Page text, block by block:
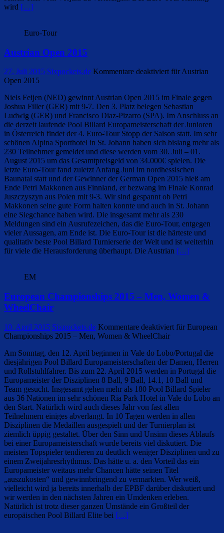
wird […]
Euro-Tour
Austrian Open 2015
27. Juli 2015 Sixpockets.de Kommentare deaktiviert für Austrian
Open 2015
Niels Feijen (NED) gewinnt Austrian Open 2015 im Finale gegen
Joshua Filler (GER) mit 9-7. Den 3. Platz belegen Sebastian
Ludwig (GER) und Francisco Diaz-Pizarro (SPA). Im Anschluss an
die derzeit laufende Pool Billard Europameisterschaft der Junioren
in Österreich findet der 4. Euro-Tour Stopp der Saison statt. Im sehr
schönen Alpina Sporthotel in St. Johann haben sich bislang mehr als
230 Teilnehmer gemeldet und diese werden vom 30. Juli – 01.
August 2015 um das Gesamtpreisgeld von 34.000€ spielen. Die
letzte Euro-Tour fand zuletzt Anfang Juni im nordhessischen
Baunatal statt und der Gewinner der German Open 2015 hieß am
Ende Petri Makkonen aus Finnland, er bezwang im Finale Konrad
Juszczyszyn aus Polen mit 9-3. Wir sind gespannt ob Petri
Makkonen seine gute Form halten konnte und auch in St. Johann
eine Siegchance haben wird. Die insgesamt mehr als 230
Meldungen sind ein Ausrufezeichen, das die Euro-Tour, entgegen
vieler Aussagen, am Ende ist. Die Euro-Tour ist die härteste und
qualitativ beste Pool Billard Turnierserie der Welt und ist weiterhin
für viele die Herausforderung überhaupt. Die Austrian […]
EM
European Championships 2015 – Men, Women &
WheelChair
10. April 2015 Sixpockets.de Kommentare deaktiviert für European
Championships 2015 – Men, Women & WheelChair
Am Sonntag, den 12. April beginnen in Vale do Lobo/Portugal die
diesjährigen Pool Billard Europameisterschaften der Damen, Herren
und Rollstuhlfahrer. Bis zum 22. April 2015 werden in Portugal die
Europameister der Disziplinen 8 Ball, 9 Ball, 14.1, 10 Ball und
Team gesucht. Insgesamt gehen mehr als 180 Pool Billard Spieler
aus 36 Nationen im sehr schönen Ria Park Hotel in Vale do Lobo an
den Start. Natürlich wird auch dieses Jahr von fast allen
Teilnehmern einiges abverlangt. In 10 Tagen werden in allen
Disziplinen die Medaillen ausgespielt und der Turnierplan ist
ziemlich üppig gestaltet. Über den Sinn und Unsinn dieses Ablaufs
bei einer Europameisterschaft wurde bereits viel diskutiert. Die
meisten Topspieler tendieren zu deutlich weniger Disziplinen und zu
einem Zweijahresrhythmus. Das hätte u. a. den Vorteil das ein
Europameister weitaus mehr Chancen hätte seinen Titel
„auszukosten“ und gewinnbringend zu vermarkten. Wer weiß,
vielleicht wird ja bereits innerhalb der EPBF darüber diskutiert und
wir werden in den nächsten Jahren ein Umdenken erleben.
Natürlich ist trotz dieser ganzen Umstände ein Großteil der
europäischen Pool Billard Elite bei […]